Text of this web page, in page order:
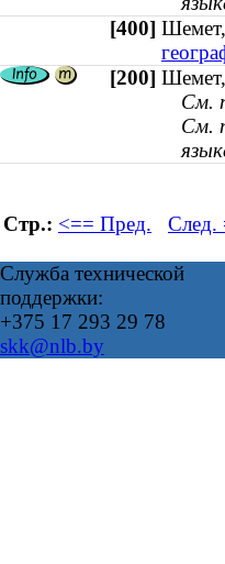
[400]
[200] Шемет,
См.
См.
Стр.: <== Пред. След.
Служба технической
поддержки:
+375 17 293 29 78
skk@nlb.by